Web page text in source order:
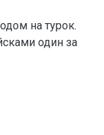
на турок.
один за